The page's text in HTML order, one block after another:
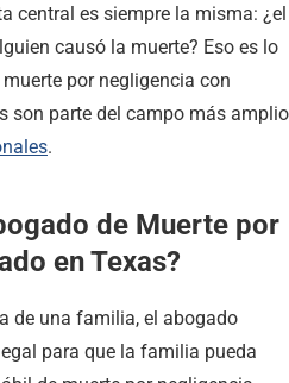
central es siempre la misma: ¿el
causó la muerte? Eso es lo
por negligencia con
son parte del campo más amplio
.
de Muerte por
en Texas?
de una familia, el abogado
para que la familia pueda